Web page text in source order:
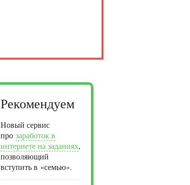
Рекомендуем
Новый сервис
про заработок в
интернете на заданиях,
позволяющий
вступить в «семью».